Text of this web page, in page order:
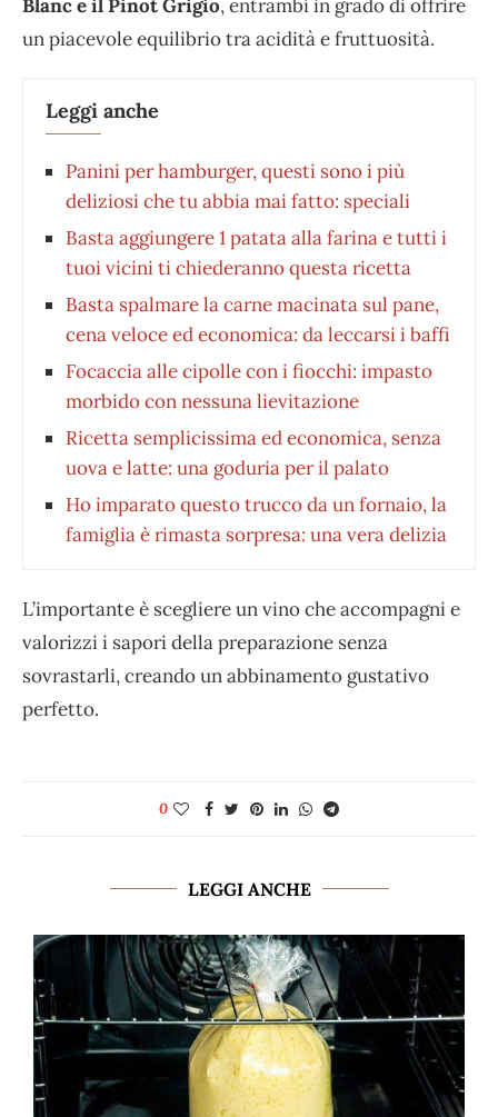
Blanc e il Pinot Grigio, entrambi in grado di offrire
un piacevole equilibrio tra acidità e fruttuosità.
Leggi anche
Panini per hamburger, questi sono i più
deliziosi che tu abbia mai fatto: speciali
Basta aggiungere 1 patata alla farina e tutti i
tuoi vicini ti chiederanno questa ricetta
Basta spalmare la carne macinata sul pane,
cena veloce ed economica: da leccarsi i baffi
Focaccia alle cipolle con i fiocchi: impasto
morbido con nessuna lievitazione
Ricetta semplicissima ed economica, senza
uova e latte: una goduria per il palato
Ho imparato questo trucco da un fornaio, la
famiglia è rimasta sorpresa: una vera delizia
L’importante è scegliere un vino che accompagni e
valorizzi i sapori della preparazione senza
sovrastarli, creando un abbinamento gustativo
perfetto.
0
LEGGI ANCHE